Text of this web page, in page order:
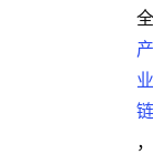
全
产
业
链
，